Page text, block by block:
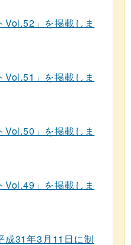
Vol.52」を掲載しま
Vol.51」を掲載しま
Vol.50」を掲載しま
Vol.49」を掲載しま
成31年3月11日に制